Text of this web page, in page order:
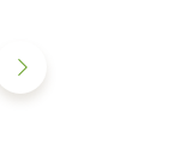
Poslala jsem ňamku
ní nadšená. Vřele